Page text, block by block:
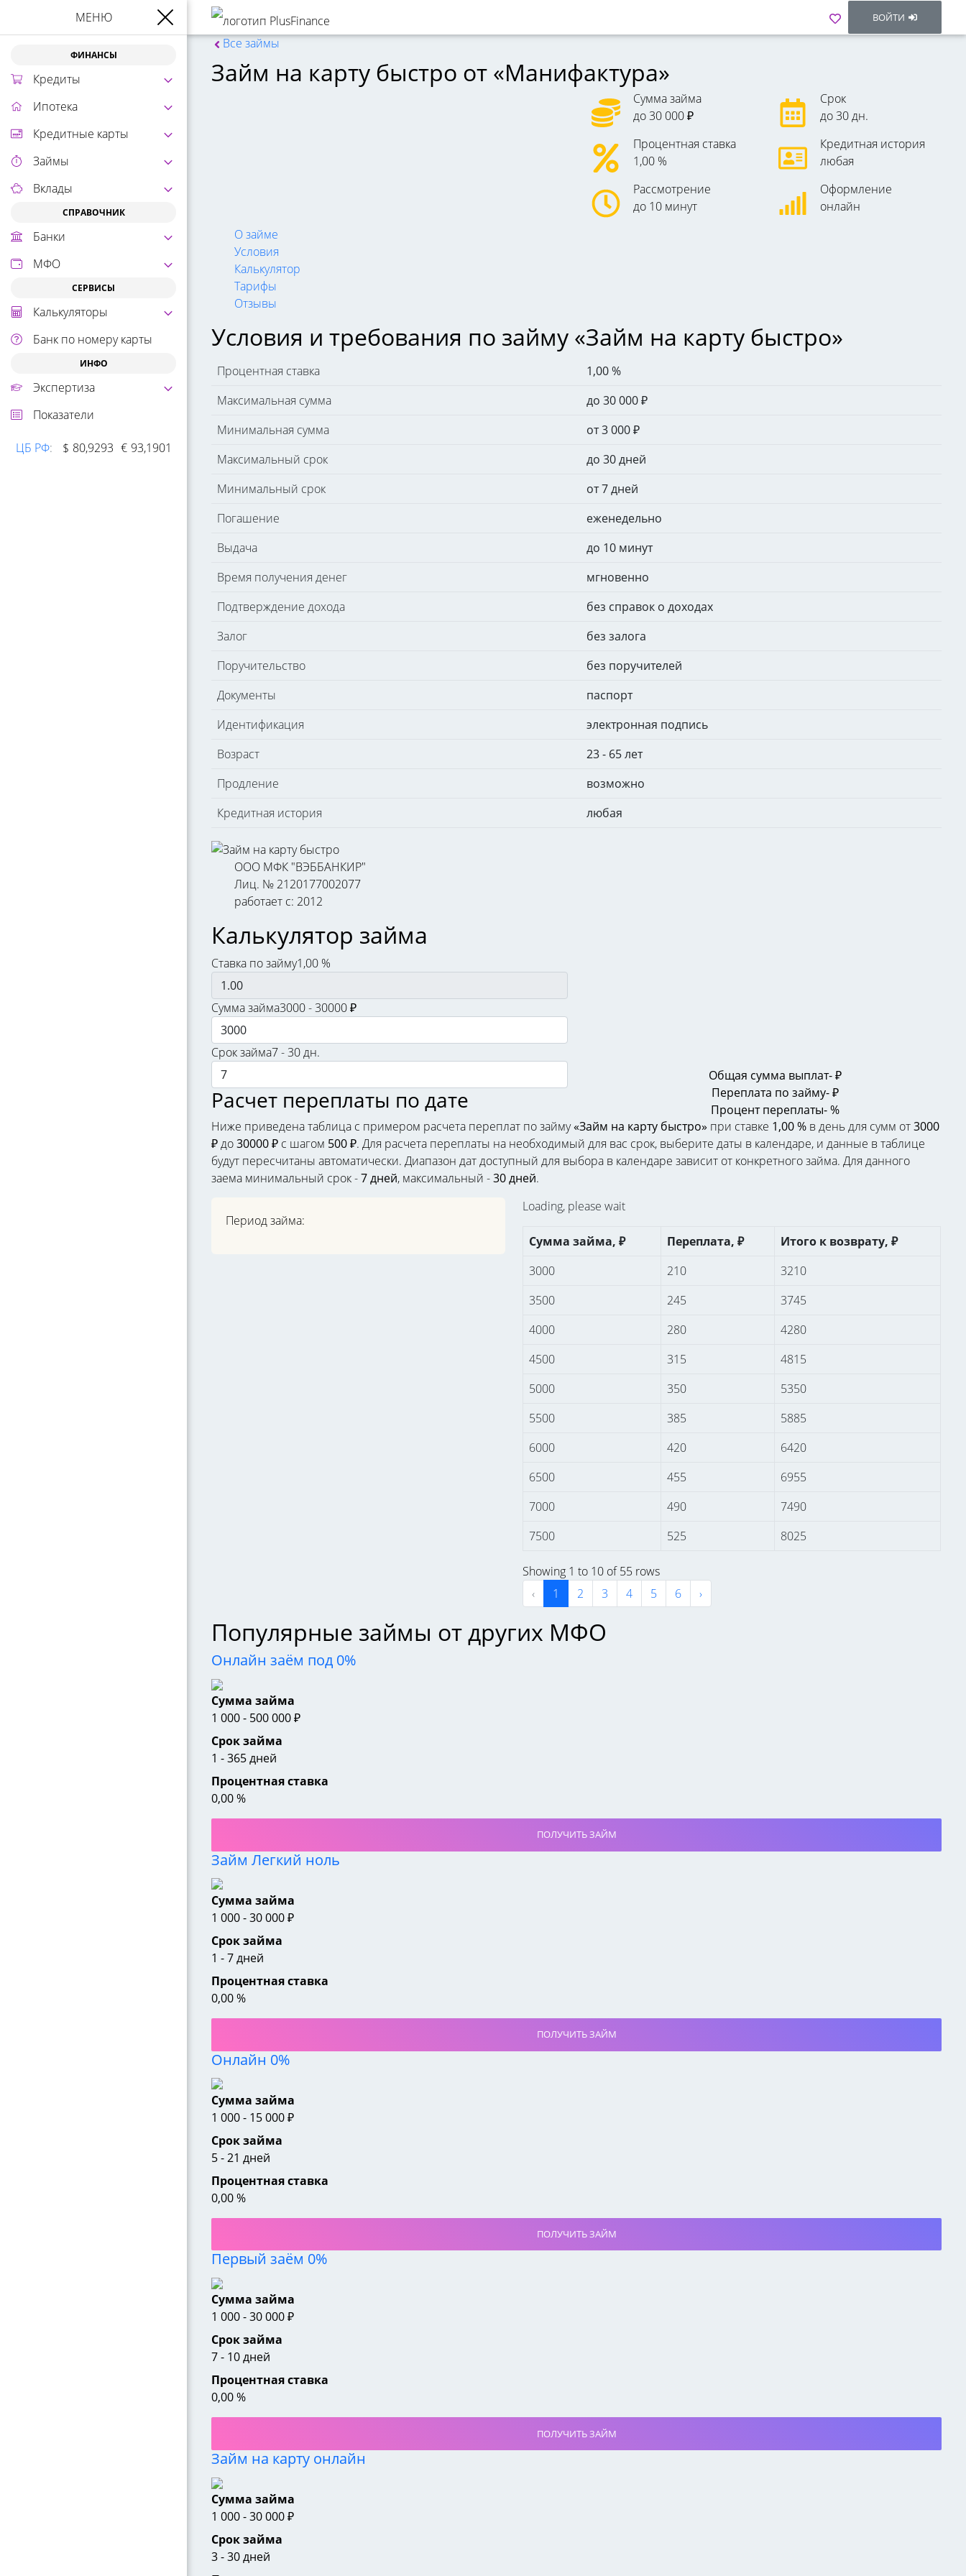
МЕНЮ
ФИНАНСЫ
Кредиты
Ипотека
Кредитные карты
Займы
Вклады
СПРАВОЧНИК
Банки
МФО
СЕРВИСЫ
Калькуляторы
Банк по номеру карты
ИНФО
Экспертиза
Показатели
ЦБ РФ: $ 80,9293 € 93,1901
ВОЙТИ
Все займы
Займ на карту быстро от «Манифактура»
Сумма займа
до 30 000 ₽
Срок
до 30 дн.
Процентная ставка
1,00 %
Кредитная история
любая
Рассмотрение
до 10 минут
Оформление
онлайн
О займе
Условия
Калькулятор
Тарифы
Отзывы
Условия и требования по займу «Займ на карту быстро»
Процентная ставка
1,00 %
Максимальная сумма
до 30 000₽
Минимальная сумма
от 3 000₽
Максимальный срок
до 30 дней
Минимальный срок
от 7 дней
Погашение
еженедельно
Выдача
до 10 минут
Время получения денег
мгновенно
Подтверждение дохода
без справок о доходах
Залог
без залога
Поручительство
без поручителей
Документы
паспорт
Идентификация
электронная подпись
Возраст
23 - 65 лет
Продление
возможно
Кредитная история
любая
ООО МФК "ВЭББАНКИР"
Лиц. № 2120177002077
работает с: 2012
Калькулятор займа
Ставка по займу1,00 %
Сумма займа3000 - 30000 ₽
Срок займа7 - 30 дн.
Общая сумма выплат-₽
Переплата по займу-₽
Процент переплаты- %
Расчет переплаты по дате
Ниже приведена таблица с примером расчета переплат по займу«Займ на карту быстро» при ставке 1,00 % в день для сумм от3000
₽до30000 ₽ с шагом 500 ₽. Для расчета переплаты на необходимый для вас срок, выберите даты в календаре, и данные в таблице
будут пересчитаны автоматически. Диапазон дат доступный для выбора в календаре зависит от конкретного займа. Для данного
заема минимальный срок -7 дней, максимальный -30 дней.
Период займа:
Loading, please wait
Сумма займа, ₽ Переплата, ₽
Итого к возврату, ₽
3000
210
3210
3500
245
3745
4000
280
4280
4500
315
4815
5000
350
5350
5500
385
5885
6000
420
6420
6500
455
6955
7000
490
7490
7500
525 8025
Showing 1 to 10 of 55 rows
‹
1 2 3 4 5 6 ›
Популярные займы от других МФО
Онлайн заём под 0%
Сумма займа
1 000- 500 000₽
Срок займа
1 -365дней
Процентная ставка
0,00%
ПОЛУЧИТЬ ЗАЙМ
Займ Легкий ноль
Сумма займа
1 000-30 000₽
Срок займа
1 -7дней
Процентная ставка
0,00%
ПОЛУЧИТЬ ЗАЙМ
Онлайн 0%
Сумма займа
1 000- 15 000₽
Срок займа
5-21 дней
Процентная ставка
0,00%
ПОЛУЧИТЬ ЗАЙМ
Первый заём 0%
Сумма займа
1 000-30 000₽
Срок займа
7- 10дней
Процентная ставка
0,00%
ПОЛУЧИТЬ ЗАЙМ
Займ на карту онлайн
Сумма займа
1 000-30 000₽
Срок займа
3-30дней